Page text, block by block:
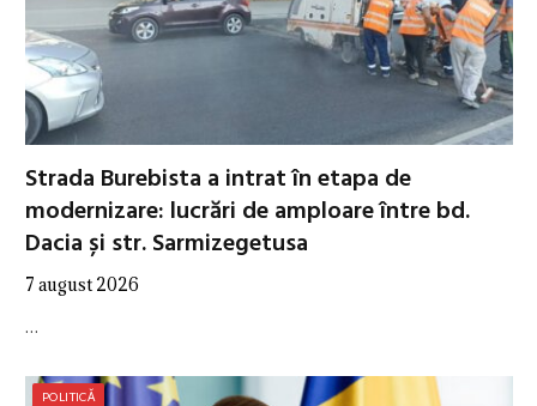
Strada Burebista a intrat în etapa de
modernizare: lucrări de amploare între bd.
Dacia și str. Sarmizegetusa
7 august 2026
…
POLITICĂ